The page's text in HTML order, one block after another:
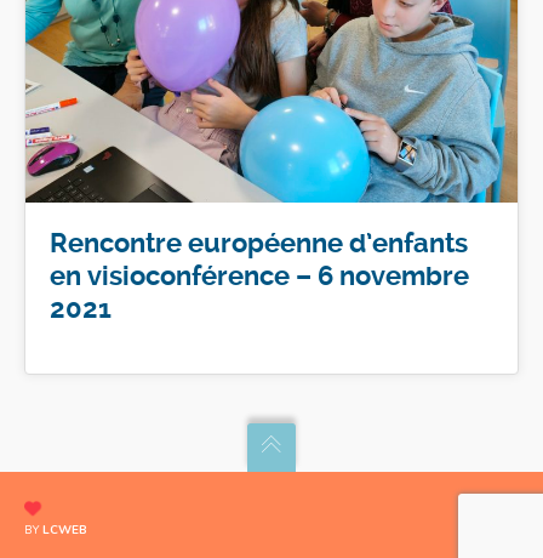
Rencontre européenne d’enfants
en visioconférence – 6 novembre
2021
BYLCWEB